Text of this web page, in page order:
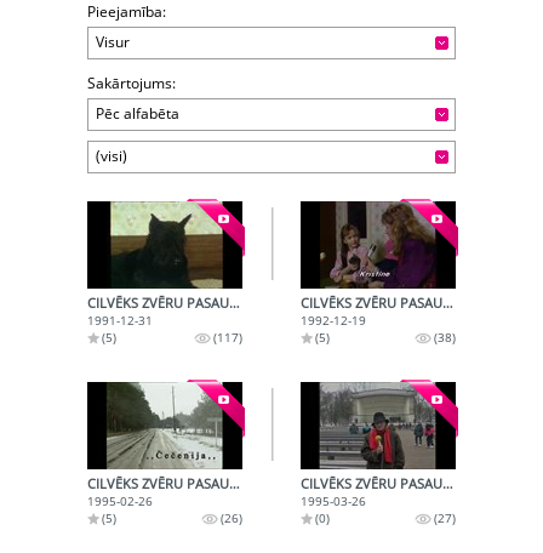
Pieejamība:
Visur
Sakārtojums:
Pēc alfabēta
(visi)
CILVĒKS ZVĒRU PASAULĒ (1991-12-31)
1991-12-31
(5)
(117)
CILVĒKS ZVĒRU PASAULĒ (1992-12-19)
1992-12-19
(5)
(38)
CILVĒKS ZVĒRU PASAULĒ (1995-02-26)
1995-02-26
(5)
(26)
CILVĒKS ZVĒRU PASAULĒ (1995-03-26)
1995-03-26
(0)
(27)